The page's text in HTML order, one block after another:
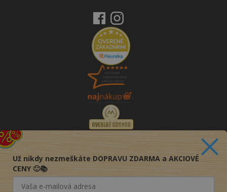
Už nikdy nezmeškáte DOPRAVU ZDARMA a AKCIOVÉ
CENY 🙂📚